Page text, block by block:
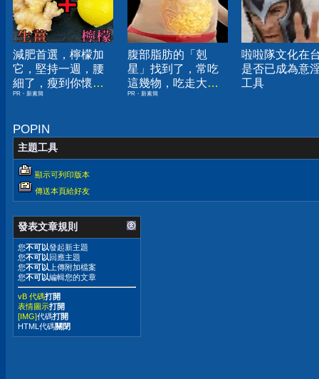
減肥首選，檸檬加
它，堅持一週，腰
細了，瘦到你懷疑
人生
PR・新素簡
腹部脂肪的「剋
星」找到了，常吃
這幾物，吃走大肚
囊，瘦出小蠻腰
PR・新素簡
啦啦隊文化在
是否已成為意
工具
POPIN
主題工具
顯示可列印版本
傳送本頁給好友
發表文章規則
您不可以發起新主題
您不可以回應主題
您不可以 上傳附加檔案
您不可以編輯您的文章
vB 代碼打開
表情圖示打開
[IMG]代碼打開
HTML代碼關閉